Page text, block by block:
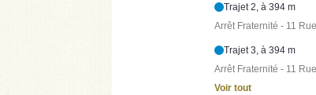
Trajet 2, à 394 m
Arrêt Fraternité - 11
Trajet 3, à 394 m
Arrêt Fraternité - 11
Voir tout